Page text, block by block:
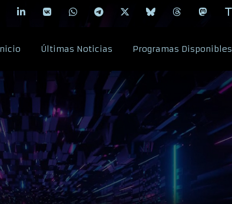
Últimas Noticias Programas Disponibles